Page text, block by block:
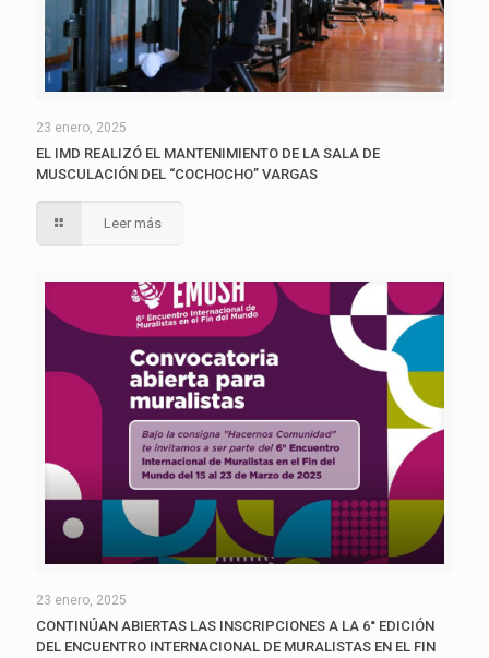
23 enero, 2025
EL IMD REALIZÓ EL MANTENIMIENTO DE LA SALA DE
MUSCULACIÓN DEL “COCHOCHO” VARGAS
Leer más
23 enero, 2025
CONTINÚAN ABIERTAS LAS INSCRIPCIONES A LA 6° EDICIÓN
DEL ENCUENTRO INTERNACIONAL DE MURALISTAS EN EL FIN